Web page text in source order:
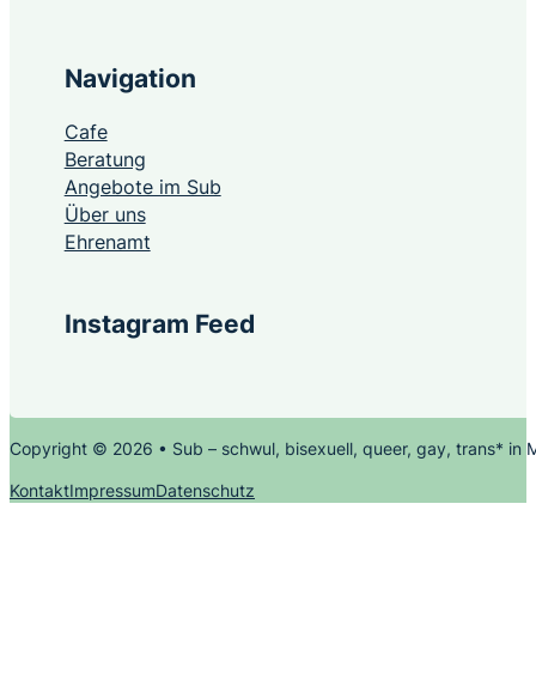
Navigation
Cafe
Beratung
Angebote im Sub
Über uns
Ehrenamt
Instagram Feed
Copyright © 2026 • Sub – schwul, bisexuell, queer, gay, trans* in
KontaktImpressumDatenschutz